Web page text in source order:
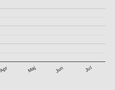
Apr Maj Jun Jul